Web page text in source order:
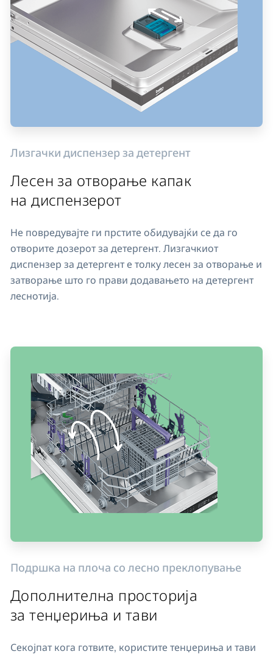
Лизгачки диспензер за детергент
Лесен за отворање капак
на диспензерот
Не повредувајте ги прстите обидувајќи се да го
отворите дозерот за детергент. Лизгачкиот
диспензер за детергент е толку лесен за отворање и
затворање што го прави додавањето на детергент
леснотија.
Подршка на плоча со лесно преклопување
Дополнителна просторија
за тенџериња и тави
Секојпат кога готвите, користите тенџериња и тави